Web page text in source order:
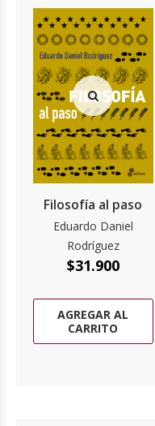
Filosofía al paso
Eduardo Daniel
Rodríguez
$31.900
AGREGAR AL
CARRITO